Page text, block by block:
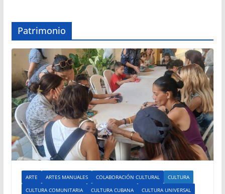
Patrimonio
ARTE ARTES MANUALES COLABORACIÓN CULTURAL
CULTURA
CULTURA COMUNITARIA
CULTURA CUBANA
CULTURA UNIVERSAL